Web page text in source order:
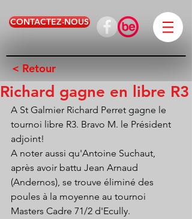
CONTACTEZ-NOUS
< Retour
Richard gagne en libre R3
A St Galmier Richard Perret gagne le
tournoi libre R3. Bravo M. le Président
adjoint!
A noter aussi qu'Antoine Suchaut,
après avoir battu Jean Arnaud
(Andernos), se trouve éliminé des
poules à la moyenne au tournoi
Masters Cadre 71/2 d'Ecully.